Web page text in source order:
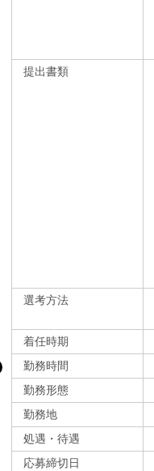
提出書類
選考方法
着任時期
勤務時間
勤務形態
勤務地
処遇・待遇
応募締切日